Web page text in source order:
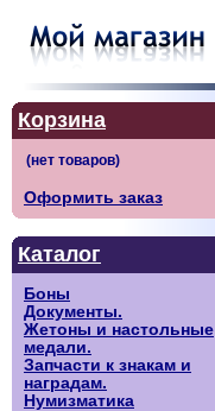
Корзина
Оформить заказ
Каталог
Боны
Документы.
Жетоны и настольные
медали.
Запчасти к знакам и
наградам.
Нумизматика